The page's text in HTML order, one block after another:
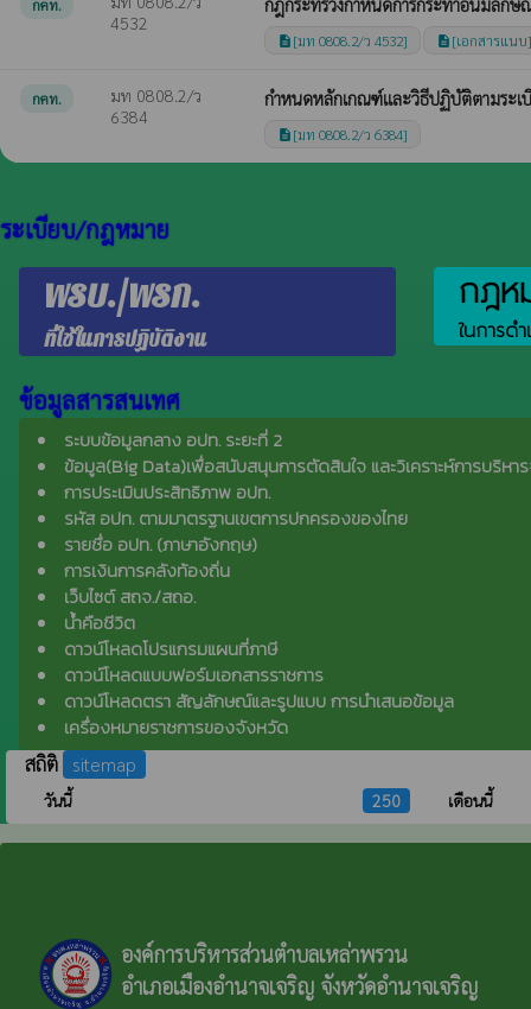
กคท.
4532
กฎกระทรวงกำหนดการกระทำอันมีลักษ
description [มท 0808.2/ว 4532] description [เอกสารแนบ]
กคท.
มท 0808.2/ว
6384
กำหนดหลักเกณฑ์และวิธีปฏิบัติตามระเ
description [มท 0808.2/ว 6384]
ระเบียบ/กฎหมาย
พรบ./พรก.
ที่ใช้ในการปฏิบัติงาน
กฎห
ในการด
ข้อมูลสารสนเทศ
ระบบข้อมูลกลาง อปท. ระยะที่ 2
ข้อมูล(Big Data)เพื่อสนับสนุนการตัดสินใจ และวิเคราะห์การบริห
การประเมินประสิทธิภาพ อปท.
รหัส อปท. ตามมาตรฐานเขตการปกครองของไทย
รายชื่อ อปท. (ภาษาอังกฤษ)
การเงินการคลังท้องถิ่น
เว็บไซต์ สถจ./สถอ.
น้ำคือชีวิต
ดาวน์โหลดโปรแกรมแผนที่ภาษี
ดาวน์โหลดแบบฟอร์มเอกสารราชการ
ดาวน์โหลดตรา สัญลักษณ์และรูปแบบ การนำเสนอข้อมูล
เครื่องหมายราชการของจังหวัด
สถิติ sitemap
วันนี้ 250 เดือนนี้
องค์การบริหารส่วนตำบลเหล่าพรวน
อำเภอเมืองอำนาจเจริญ จังหวัดอำนาจเจริญ